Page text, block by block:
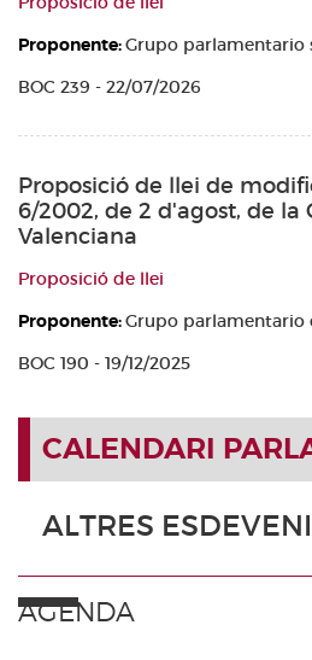
Proponente:Grupo parlamentario
BOC 239 - 22/07/2026
Proposició de llei de
6/2002, de 2 d'agost, de la
Valenciana
Proposició de llei
Proponente:Grupo
BOC 190 - 19/12/2025
CALENDARI
ALTRES
AGENDA